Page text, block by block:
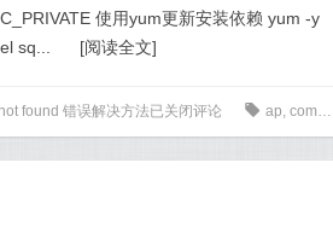
使用yum更新安装依赖 yum -y
sq...
[阅读全文]
found 错误解决方法已关闭评论 0 ap, comm ,